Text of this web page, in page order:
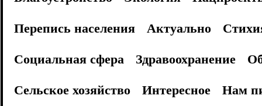
Перепись населения
Актуально
Социальная сфера
Здравоохранение
Сельское хозяйство
Интересное
Нам